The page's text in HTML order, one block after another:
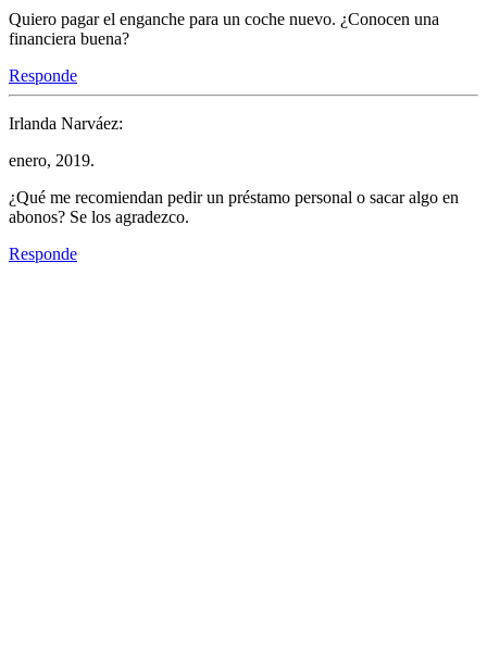
Quiero pagar el enganche para un coche nuevo. ¿Conocen una
financiera buena?
Responde
Irlanda Narváez:
enero, 2019.
¿Qué me recomiendan pedir un préstamo personal o sacar algo en
abonos? Se los agradezco.
Responde